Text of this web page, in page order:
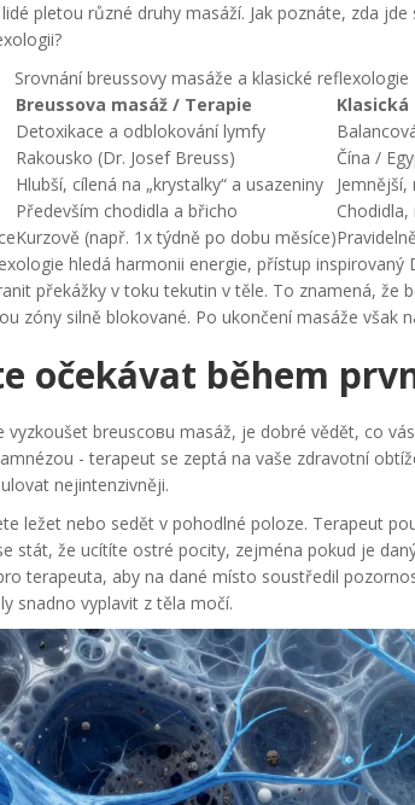
pletou různé druhy masáží. Jak poznáte, zda
Srovnání breussovy masáže a klasické reflexologie
Breussova masáž / Terapie
Detoxikace a odblokování lymfy
Rakousko (Dr. Josef Breuss)
Čína /
Hlubší, cílená na „krystalky“ a usazeniny
Jemnější,
Především chodidla a břicho
Chodidla,
Kurzově (např. 1x týdně po dobu měsíce)
hledá harmonii energie, přístup inspirovaný
překážky v toku tekutin v těle. To znamená,
zóny silně blokované. Po ukončení masáže však
očekávat během
vyzkoušet breusсовu masáž, je dobré vědět, co
- terapeut se zeptá na vaše zdravotní
nejintenzivněji.
ležet nebo sedět v pohodlné poloze. Terapeut
stát, že ucítíte ostré pocity, zejména pokud je
terapeuta, aby na dané místo soustředil
snadno vyplavit z těla močí.